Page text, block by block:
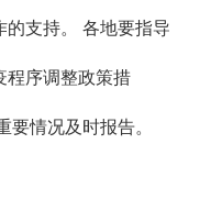
的支持。 各地要指导
程序调整政策措
要情况及时报告。